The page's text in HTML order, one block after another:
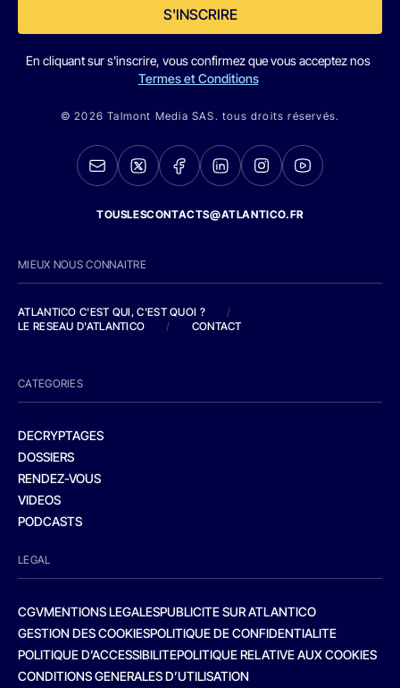
S'INSCRIRE
En cliquant sur s'inscrire, vous confirmez que vous acceptez nos
Termes et Conditions
© 2026 Talmont Media SAS. tous droits réservés.
TOUSLESCONTACTS@ATLANTICO.FR
MIEUX NOUS CONNAITRE
ATLANTICO C'EST QUI, C'EST QUOI ?
/
LE RESEAU D'ATLANTICO
/ CONTACT
CATEGORIES
DECRYPTAGES
DOSSIERS
RENDEZ-VOUS
VIDEOS
PODCASTS
LEGAL
CGVMENTIONS LEGALESPUBLICITE SUR ATLANTICO
GESTION DES COOKIESPOLITIQUE DE CONFIDENTIALITE
POLITIQUE D’ACCESSIBILITEPOLITIQUE RELATIVE AUX COOKIES
CONDITIONS GENERALES D’UTILISATION